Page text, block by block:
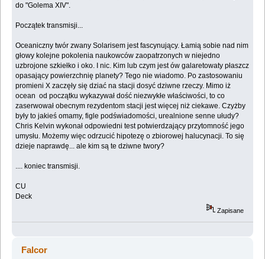
do "Golema XIV".
Początek transmisji...
Oceaniczny twór zwany Solarisem jest fascynujący. Łamią sobie nad nim
głowy kolejne pokolenia naukowców zaopatrzonych w niejedno
uzbrojone szkiełko i oko. I nic. Kim lub czym jest ów galaretowaty płaszcz
opasający powierzchnię planety? Tego nie wiadomo. Po zastosowaniu
promieni X zaczęły się dziać na stacji dosyć dziwne rzeczy. Mimo iż
ocean od początku wykazywał dość niezwykłe właściwości, to co
zaserwował obecnym rezydentom stacji jest więcej niż ciekawe. Czyżby
były to jakieś omamy, figle podświadomości, urealnione senne ułudy?
Chris Kelvin wykonał odpowiedni test potwierdzający przytomność jego
umysłu. Możemy więc odrzucić hipotezę o zbiorowej halucynacji. To się
dzieje naprawdę... ale kim są te dziwne twory?
.... koniec transmisji.
CU
Deck
Zapisane
Falcor